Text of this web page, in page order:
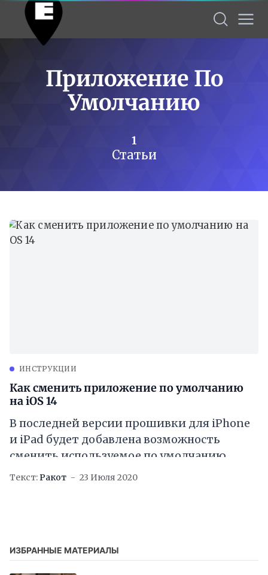
Приложение По
Умолчанию
1
Статьи
ИНСТРУКЦИИ
Как сменить приложение по умолчанию
на iOS 14
В последней версии прошивки для iPhone
и iPad будет добавлена возможность
сменить используемое по умолчанию
приложение, такое как веб-браузер или
Текст:Ракот 23 Июля 2020
ИЗБРАННЫЕ МАТЕРИАЛЫ